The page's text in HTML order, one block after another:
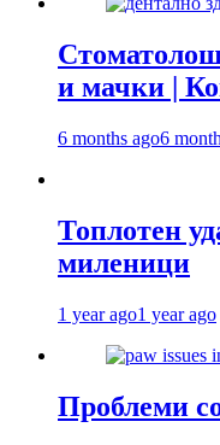
и мачки |
6 months ago6
Топлотен
миленици
1 year ago1 year ago
Проблеми